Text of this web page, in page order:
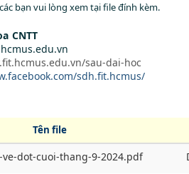
bạn vui lòng xem tại file đính kèm.
CNTT
sau-dai-hoc
sdh.fit.hcmus/
Tên file
ve-dot-cuoi-thang-9-2024.pdf